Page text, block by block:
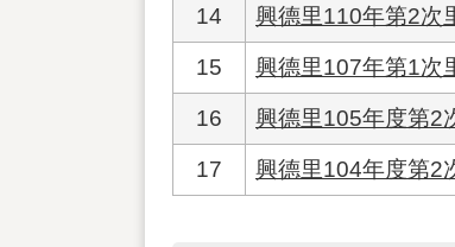
14 興德里110年第2次
15 興德里107年第1次
16 興德里105年度第2
17 興德里104年度第2